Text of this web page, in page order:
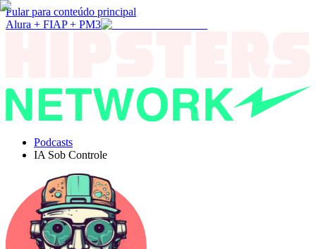
Pular para conteúdo principal
Alura + FIAP + PM3
Podcasts
IA Sob Controle